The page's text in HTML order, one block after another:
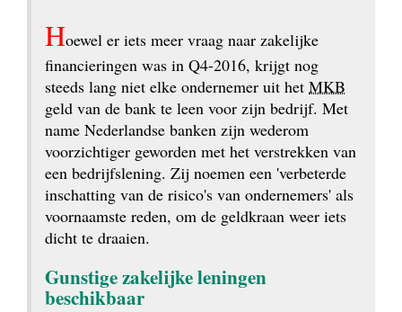
Hoewel er iets meer vraag naar zakelijke
financieringen was in Q4-2016, krijgt nog
steeds lang niet elke ondernemer uit het MKB
geld van de bank te leen voor zijn bedrijf. Met
name Nederlandse banken zijn wederom
voorzichtiger geworden met het verstrekken van
een bedrijfslening. Zij noemen een 'verbeterde
inschatting van de risico's van ondernemers' als
voornaamste reden, om de geldkraan weer iets
dicht te draaien.
Gunstige zakelijke leningen
beschikbaar